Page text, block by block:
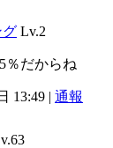
グ Lv.2
％だからね
13:49 | 通報